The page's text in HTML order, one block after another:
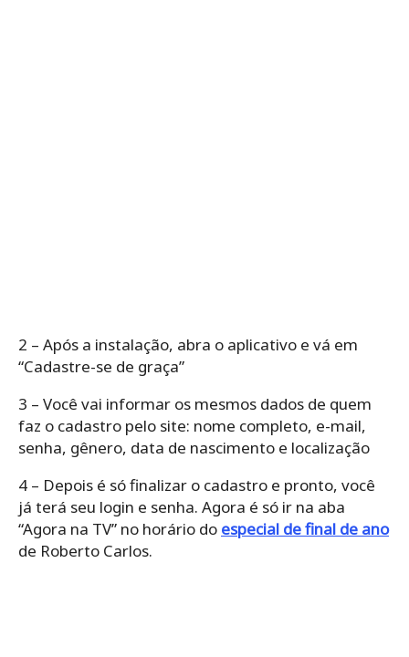
2 – Após a instalação, abra o aplicativo e vá em
“Cadastre-se de graça”
3 – Você vai informar os mesmos dados de quem
faz o cadastro pelo site: nome completo, e-mail,
senha, gênero, data de nascimento e localização
4 – Depois é só finalizar o cadastro e pronto, você
já terá seu login e senha. Agora é só ir na aba
“Agora na TV” no horário do especial de final de ano
de Roberto Carlos.